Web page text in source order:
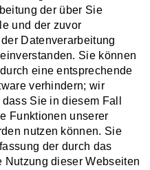
der über Sie
und der zuvor
Datenverarbeitung
Sie können
eine entsprechende
verhindern; wir
Sie in diesem Fall
Funktionen unserer
nutzen können. Sie
der durch das
Nutzung dieser Webseiten